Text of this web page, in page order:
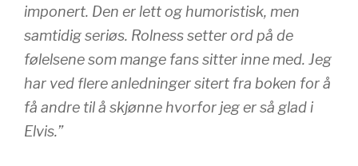
imponert. Den er lett og humoristisk, men
samtidig seriøs. Rolness setter ord på de
følelsene som mange fans sitter inne med. Jeg
har ved flere anledninger sitert fra boken for å
få andre til å skjønne hvorfor jeg er så glad i
Elvis.”